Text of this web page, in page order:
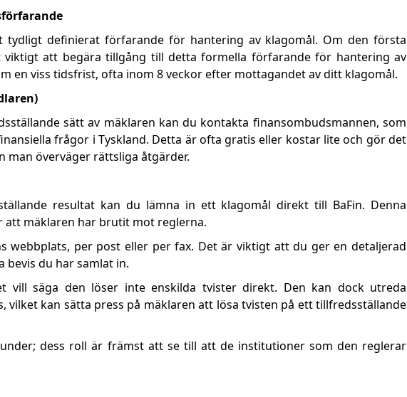
tydligt definierat förfarande för hantering av klagomål. Om den första
att begära tillgång till detta formella förfarande för hantering av
en viss tidsfrist, ofta inom 8 veckor efter mottagandet av ditt klagomål.
sätt av mäklaren kan du kontakta finansombudsmannen, som
frågor i Tyskland. Detta är ofta gratis eller kostar lite och gör det
man överväger rättsliga åtgärder.
resultat kan du lämna in ett klagomål direkt till BaFin. Denna
mäklaren har brutit mot reglerna.
webbplats, per post eller per fax. Det är viktigt att du ger en detaljerad
bevis du har samlat in.
vill säga den löser inte enskilda tvister direkt. Den kan dock utreda
vilket kan sätta press på mäklaren att lösa tvisten på ett tillfredsställande
dess roll är främst att se till att de institutioner som den reglerar